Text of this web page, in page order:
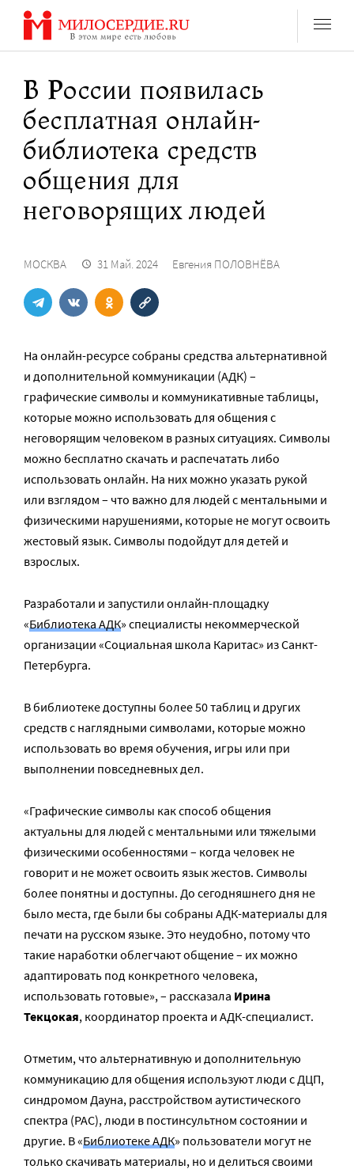
Перейти
содержанию
В России появилась
бесплатная онлайн-
библиотека средств
общения для
неговорящих людей
МОСКВА 31 Май. 2024 Евгения ПОЛОВНЁВА
На онлайн-ресурсе собраны средства альтернативной
и дополнительной коммуникации (АДК) –
графические символы и коммуникативные таблицы,
которые можно использовать для общения с
неговорящим человеком в разных ситуациях. Символы
можно бесплатно скачать и распечатать либо
использовать онлайн. На них можно указать рукой
или взглядом – что важно для людей с ментальными и
физическими нарушениями, которые не могут освоить
жестовый язык. Символы подойдут для детей и
взрослых.
Разработали и запустили онлайн-площадку
«‎Библиотека АДК» специалисты некоммерческой
организации «‎Социальная школа Каритас» из Санкт-
Петербурга.
В библиотеке доступны более 50 таблиц и других
средств с наглядными символами, которые можно
использовать во время обучения, игры или при
выполнении повседневных дел.
«‎Графические символы как способ общения
актуальны для людей с ментальными или тяжелыми
физическими особенностями – когда человек не
говорит и не может освоить язык жестов. Символы
более понятны и доступны. До сегодняшнего дня не
было места, где были бы собраны АДК-материалы для
печати на русском языке. Это неудобно, потому что
такие наработки облегчают общение – их можно
адаптировать под конкретного человека,
использовать готовые», – рассказала Ирина
Текцокая, координатор проекта и АДК-специалист.
Отметим, что альтернативную и дополнительную
коммуникацию для общения используют люди с ДЦП,
синдромом Дауна, расстройством аутистического
спектра (РАС), люди в постинсультном состоянии и
другие. В «‎Библиотеке АДК» пользователи могут не
только скачивать материалы, но и делиться своими